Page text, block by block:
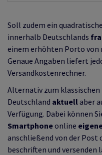
Soll zudem ein
innerhalb Deutschlands
einem erhöhten Porto von
Genaue Angaben liefert
Versandkostenrechner.
Alternativ zum
Deutschland aktuellaber
Verfügung. Dabei können
Smartphoneonline
anschließend von der Post
beschriften und versenden